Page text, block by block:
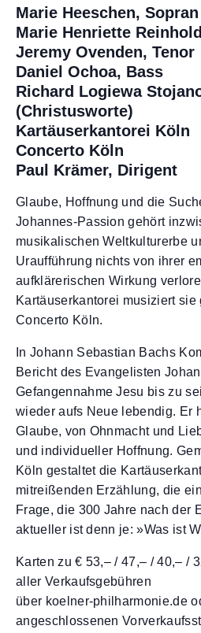
Marie Heeschen, Sopran
Marie Henriette
Jeremy Ovenden, Tenor
Daniel Ochoa, Bass
Richard Logiewa
(Christusworte)
Kartäuserkantorei Köln
Concerto Köln
Paul Krämer, Dirigent
Glaube, Hoffnung und die
Johannes-Passion gehört
musikalischen Weltkulturerbe
Uraufführung nichts von ihrer
aufklärerischen Wirkung
Kartäuserkantorei musiziert sie
Concerto Köln.
In Johann Sebastian Bachs
Bericht des Evangelisten
Gefangennahme Jesu bis zu
wieder aufs Neue lebendig. Er
Glaube, von Ohnmacht und
und individueller Hoffnung.
Köln gestaltet die
mitreißenden Erzählung, die
Frage, die 300 Jahre nach der
aktueller ist denn je: »Was ist
Karten zu € 53,– / 47,– / 40,– /
aller Verkaufsgebühren
über koelner-philharmonie.de
angeschlossenen